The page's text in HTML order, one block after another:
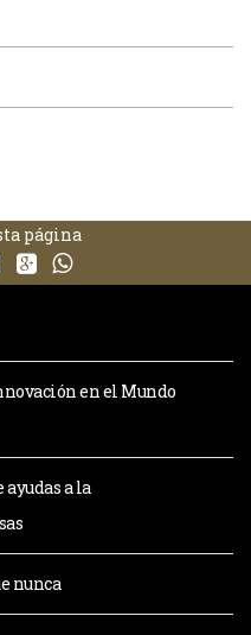
página
en el Mundo
a la
nunca